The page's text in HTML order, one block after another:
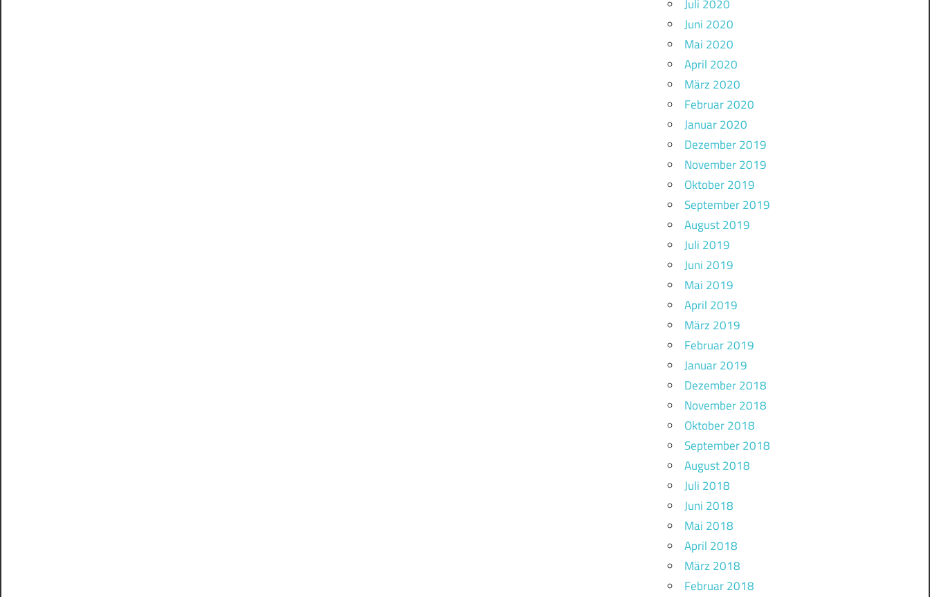
Juli 2020
Juni 2020
Mai 2020
April 2020
März 2020
Februar 2020
Januar 2020
Dezember 2019
November 2019
Oktober 2019
September 2019
August 2019
Juli 2019
Juni 2019
Mai 2019
April 2019
März 2019
Februar 2019
Januar 2019
Dezember 2018
November 2018
Oktober 2018
September 2018
August 2018
Juli 2018
Juni 2018
Mai 2018
April 2018
März 2018
Februar 2018